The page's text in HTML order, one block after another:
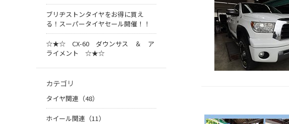
ブリヂストンタイヤをお得に買え
る！スーパータイヤセール開催！！
☆★☆ CX-60 ダウンサス ＆ ア
ライメント ☆★☆
カテゴリ
タイヤ関連（48）
ホイール関連（11）